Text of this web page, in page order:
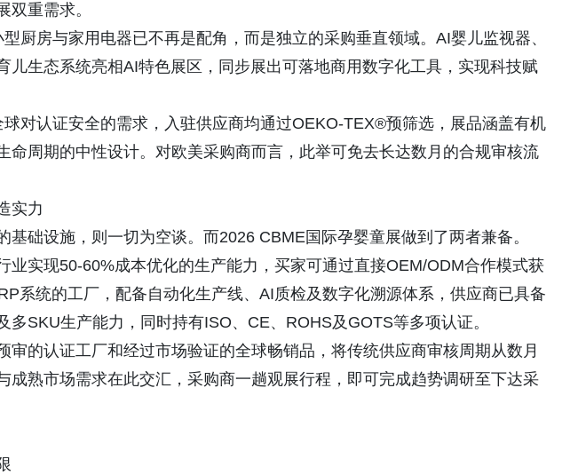
双重需求。
厨房与家用电器已不再是配角，而是独立的采购垂直领域。AI婴儿监视器、
儿生态系统亮相AI特色展区，同步展出可落地商用数字化工具，实现科技赋
对认证安全的需求，入驻供应商均通过OEKO-TEX®预筛选，展品涵盖有机
命周期的中性设计。对欧美采购商而言，此举可免去长达数月的合规审核流
实力
基础设施，则一切为空谈。而2026 CBME国际孕婴童展做到了两者兼备。
业实现50-60%成本优化的生产能力，买家可通过直接OEM/ODM合作模式获
系统的工厂，配备自动化生产线、AI质检及数字化溯源体系，供应商已具备
多SKU生产能力，同时持有ISO、CE、ROHS及GOTS等多项认证。
审的认证工厂和经过市场验证的全球畅销品，将传统供应商审核周期从数月
成熟市场需求在此交汇，采购商一趟观展行程，即可完成趋势调研至下达采